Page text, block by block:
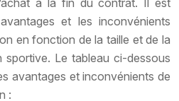
et les inconvénients
en fonction de la taille et de la
sportive. Le tableau ci-dessous
avantages et inconvénients de
: